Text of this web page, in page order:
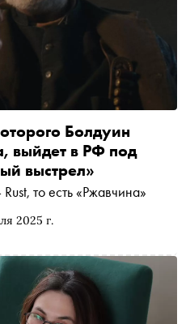
2025 г.
Болдуин
выйдет в РФ под
выстрел»
то есть «Ржавчина»